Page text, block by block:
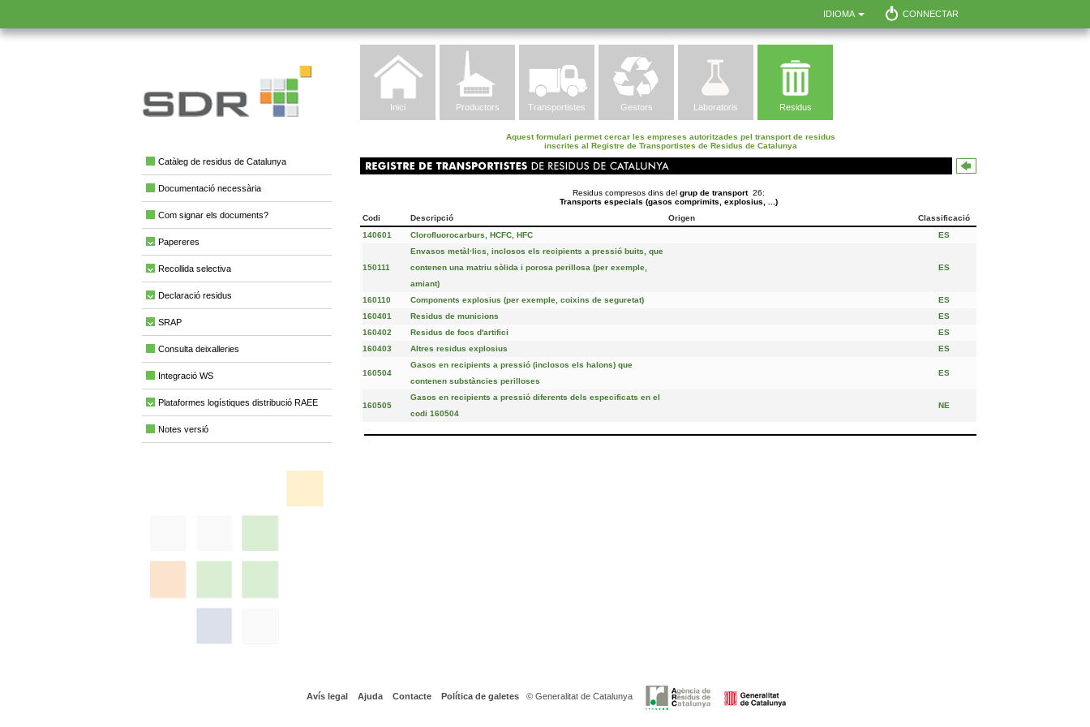
IDIOMA CONNECTAR
Inici Productors Transportistes Gestors Laboratoris Residus
Catàleg de residus de Catalunya
Documentació necessària
Com signar els documents?
Papereres
Recollida selectiva
Declaració residus
SRAP
Consulta deixalleries
Integració WS
Plataformes logístiques distribució RAEE
Notes versió
Aquest formulari permet cercar les empreses autoritzades pel transport de residus
inscrites al Registre de Transportistes de Residus de Catalunya
Residus compresos dins del grup de transport 26:
Transports especials (gasos comprimits, explosius, ...)
Codi
Descripció Origen
Classificació
140601
Clorofluorocarburs, HCFC, HFC ES
150111
Envasos metàl·lics, inclosos els recipients a pressió buits, que
contenen una matriu sòlida i porosa perillosa (per exemple,
amiant)
ES
160110 Components explosius (per exemple, coixins de seguretat)
ES
160401
Residus de municions
ES
160402
Residus de focs d'artifici
ES
160403
Altres residus explosius ES
160504
Gasos en recipients a pressió (inclosos els halons) que
contenen substàncies perilloses
ES
160505
Gasos en recipients a pressió diferents dels especificats en el
codi 160504
NE
Avís legal Ajuda Contacte Política de galetes © Generalitat de Catalunya